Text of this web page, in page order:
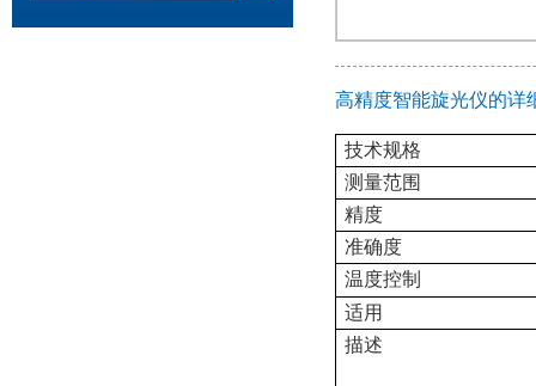
高精度智能旋光仪的详
技术规格
测量范围
精度
准确度
温度控制
适用
描述